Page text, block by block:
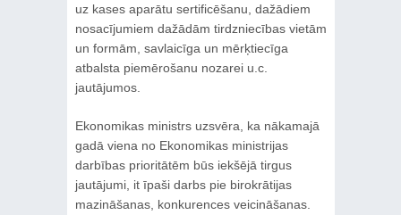
uz kases aparātu sertificēšanu, dažādiem
nosacījumiem dažādām tirdzniecības vietām
un formām, savlaicīga un mērķtiecīga
atbalsta piemērošanu nozarei u.c.
jautājumos.
Ekonomikas ministrs uzsvēra, ka nākamajā
gadā viena no Ekonomikas ministrijas
darbības prioritātēm būs iekšējā tirgus
jautājumi, it īpaši darbs pie birokrātijas
mazināšanas, konkurences veicināšanas.